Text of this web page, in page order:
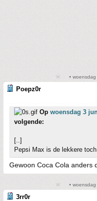
•
Poepz0r
Op woensdag 3
volgende:
[..]
Pepsi Max is de lekkere toch
Gewoon Coca Cola anders
•
3rr0r